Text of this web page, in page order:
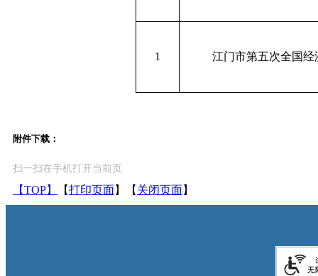
1 江门市第五次全国经
附件下载：
扫一扫在手机打开当前页
【TOP】 【打印页面】【 关闭页面】